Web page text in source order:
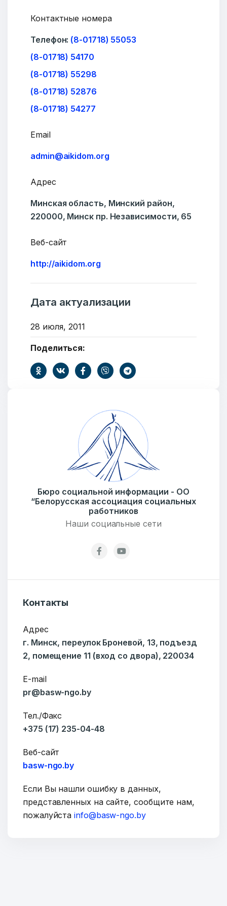
Добро пожаловать
Бюро социальной информации
Email:pr@basw-ngo.by
Тел./Факс:
+375 (17) 235-04-48
Подпишитесь:
Контактные номера
Телефон: (8-01718) 55053
(8-01718) 54170
(8-01718) 55298
(8-01718) 52876
(8-01718) 54277
Email
admin@aikidom.org
Адрес
Минская область, Минский район,
220000, Минск пр. Независимости, 65
Веб-сайт
http://aikidom.org
Дата актуализации
28 июля, 2011
Поделиться:
Бюро социальной информации - ОО
“Белорусская ассоциация социальных
работников
Наши социальные сети
Контакты
Адрес
г. Минск, переулок Броневой, 13, подъезд
2, помещение 11 (вход со двора), 220034
E-mail
pr@basw-ngo.by
Тел./Факс
+375 (17) 235-04-48
Веб-сайт
basw-ngo.by
Если Вы нашли ошибку в данных,
представленных на сайте, сообщите нам,
пожалуйстаinfo@basw-ngo.by